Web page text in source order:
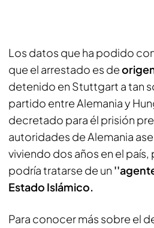
Los datos que ha podido
que el arrestado es de
detenido en Stuttgart a tan
partido entre Alemania y
decretado para él prisión
autoridades de Alemania
viviendo dos años en el país,
podría tratarse de un
Estado Islámico.
Para conocer más sobre el